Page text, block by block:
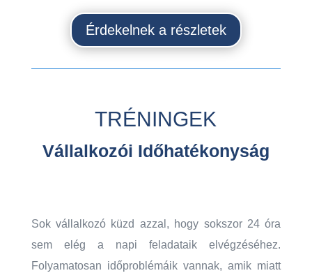
Érdekelnek a részletek
TRÉNINGEK
Vállalkozói Időhatékonyság
Sok vállalkozó küzd azzal, hogy sokszor 24 óra
sem elég a napi feladataik elvégzéséhez.
Folyamatosan időproblémáik vannak, amik miatt